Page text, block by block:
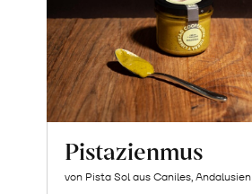
Pistazienmus
von Pista Sol aus Caniles, Andalusien